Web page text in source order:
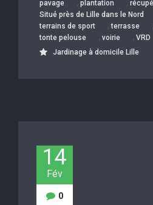
pavage , plantation ,
Situé près de Lille dans le Nord
terrains de sport ,terrasse
tonte pelouse , voirie , VRD
Jardinage à domicile Lille
14
Fév
0